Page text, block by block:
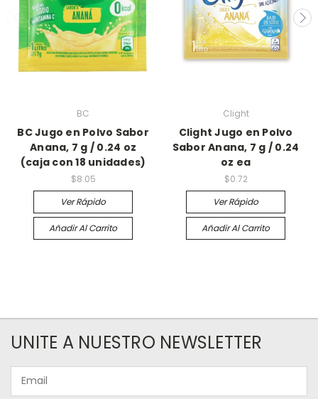
BC
BC Jugo en Polvo Sabor
Anana, 7 g / 0.24 oz
(caja con 18 unidades)
$8.05
Ver Rápido
Añadir Al Carrito
Clight
Clight Jugo en Polvo
Sabor Anana, 7 g / 0.24
oz ea
$0.72
Ver Rápido
Añadir Al Carrito
UNITE A NUESTRO NEWSLETTER